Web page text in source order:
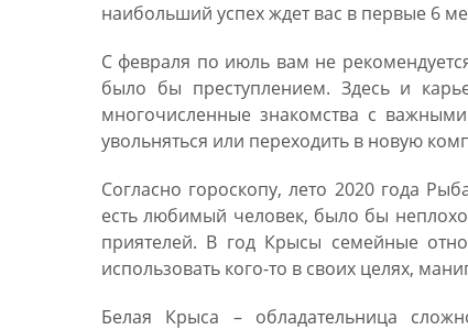
наибольший успех ждет вас в первые 6
С февраля по июль вам не
было бы преступлением. Здесь и
многочисленные знакомства с
увольняться или переходить в новую
Согласно гороскопу, лето 2020 года
есть любимый человек, было бы
приятелей. В год Крысы семейные
использовать кого-то в своих целях,
Белая Крыса – обладательница